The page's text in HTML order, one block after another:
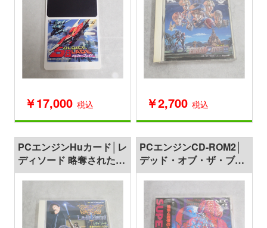
￥17,000 税込 ￥2,700 税込
PCエンジンHuカード│レ
ディソード 略奪された10
人の乙女
PCエンジンCD-ROM2│
デッド・オブ・ザ・ブレ
イン1＆2